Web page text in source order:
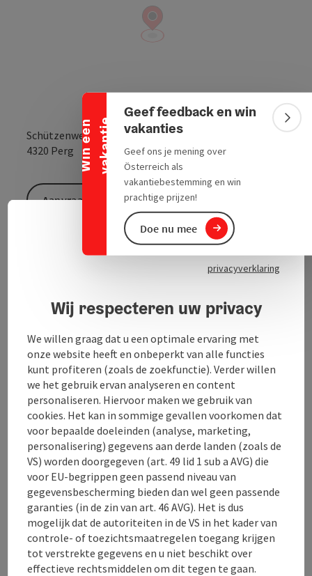
W
i
n
e
e
n
v
a
k
a
n
t
ie
Banner inklappen
Geef feedback en win
vakanties
Geef ons je mening over
Österreich als
vakantiebestemming en win
prachtige prijzen!
Doe nu mee
Schützenweg 17
4320 Perg
oudste club in Perg
Contact
Openingstijden
Ligging
Geschiktheid
Toegankelijkheid
Aanvraag versturen
privacyverklaring
Wij respecteren uw privacy
We willen graag dat u een optimale ervaring met
onze website heeft en onbeperkt van alle functies
kunt profiteren (zoals de zoekfunctie). Verder willen
we het gebruik ervan analyseren en content
personaliseren. Hiervoor maken we gebruik van
cookies. Het kan in sommige gevallen voorkomen dat
voor bepaalde doeleinden (analyse, marketing,
personalisering) gegevens aan derde landen (zoals de
VS) worden doorgegeven (art. 49 lid 1 sub a AVG) die
voor EU-begrippen geen passend niveau van
gegevensbescherming bieden dan wel geen passende
garanties (in de zin van art. 46 AVG). Het is dus
mogelijk dat de autoriteiten in de VS in het kader van
controle- of toezichtsmaatregelen toegang krijgen
tot verstrekte gegevens en u niet beschikt over
effectieve rechtsmiddelen om dit tegen te gaan.